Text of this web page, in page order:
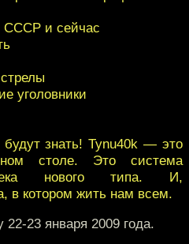
и сейчас
уголовники
знать! Tynu40k — это
столе. Это cистема
нового типа. И,
в котором жить нам всем.
22-23 января 2009 года.